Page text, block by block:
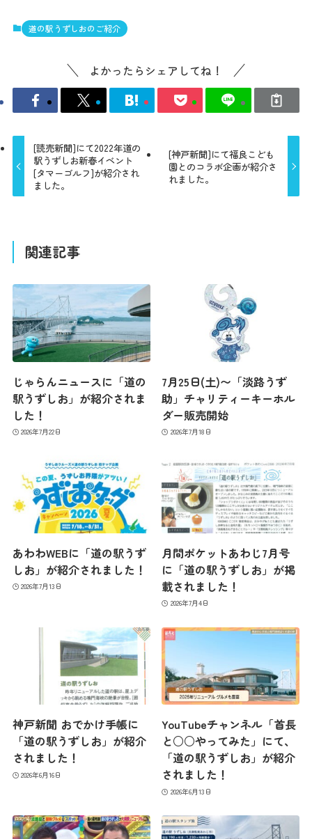
最新情報
コンセプト
コンテンツ
アクセス
館内のご案内
道の駅うずしおのご紹介
よかったらシェアしてね！
[読売新聞]にて2022年道の
駅うずしお新春イベント
[タマーゴルフ]が紹介され
ました。
[神戸新聞]にて福良こども
園とのコラボ企画が紹介さ
れました。
関連記事
じゃらんニュースに「道の
駅うずしお」が紹介されま
した！
2026年7月22日
7月25日(土)〜「淡路うず
助」チャリティーキーホル
ダー販売開始
2026年7月18日
あわわWEBに「道の駅うず
しお」が紹介されました！
2026年7月13日
月間ポケットあわじ7月号
に「道の駅うずしお」が掲
載されました！
2026年7月4日
神戸新聞 おでかけ手帳に
「道の駅うずしお」が紹介
されました！
2026年6月16日
YouTubeチャンネル「首長
と○○やってみた」にて、
「道の駅うずしお」が紹介
されました！
2026年6月13日